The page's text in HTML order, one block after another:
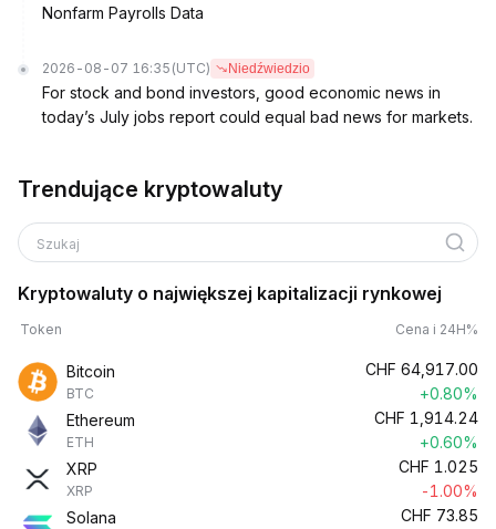
Nonfarm Payrolls Data
2026-08-07 16:35 (UTC) Niedźwiedzio
For stock and bond investors, good economic news in
today’s July jobs report could equal bad news for markets.
Trendujące kryptowaluty
Szukaj
Kryptowaluty o największej kapitalizacji rynkowej
Token Cena i 24H%
Bitcoin
BTC
CHF 64,917.00
+0.80%
Ethereum
ETH
CHF 1,914.24
+0.60%
XRP
XRP
CHF 1.025
-1.00%
Solana
CHF 73.85